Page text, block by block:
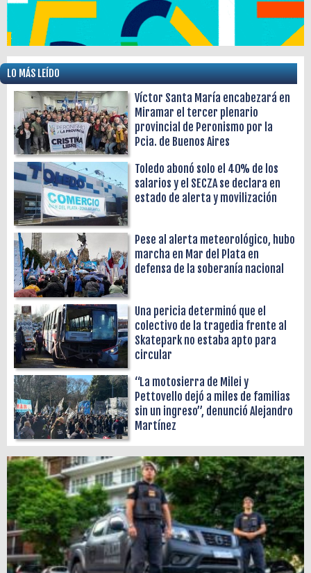
LO MÁS LEÍDO
Víctor Santa María encabezará en
Miramar el tercer plenario
provincial de Peronismo por la
Pcia. de Buenos Aires
Toledo abonó solo el 40% de los
salarios y el SECZA se declara en
estado de alerta y movilización
Pese al alerta meteorológico, hubo
marcha en Mar del Plata en
defensa de la soberanía nacional
Una pericia determinó que el
colectivo de la tragedia frente al
Skatepark no estaba apto para
circular
“La motosierra de Milei y
Pettovello dejó a miles de familias
sin un ingreso”, denunció Alejandro
Martínez